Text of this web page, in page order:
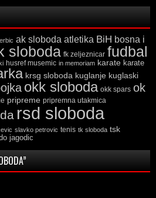
ak sloboda atletika BiH bosna i
sloboda fk zeljeznicar fudbal
husref musemic in memoriam karate karate
krsg sloboda kuglanje kuglaski
okk sloboda okk spars ok
pripreme pripremna utakmica
rsd sloboda
slavko petrovic tenis tk sloboda tsk
jagodic